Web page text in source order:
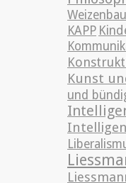
KAPP
Kunst
und